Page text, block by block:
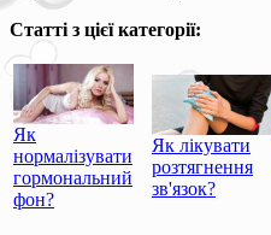
Статті з цієї категорії:
Як
нормалізувати
гормональний
фон?
Як лікувати
розтягнення
зв'язок?